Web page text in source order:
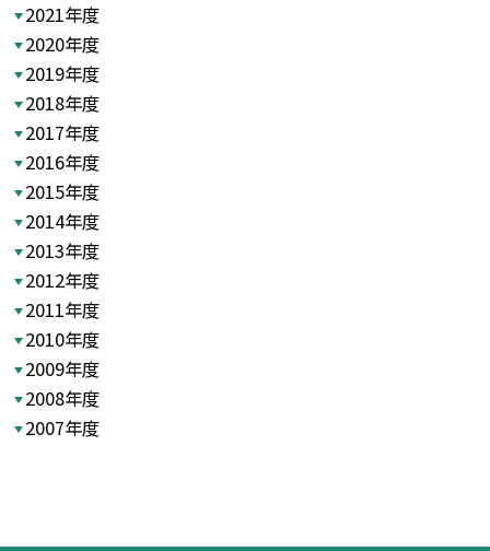
2021年度
2020年度
2019年度
2018年度
2017年度
2016年度
2015年度
2014年度
2013年度
2012年度
2011年度
2010年度
2009年度
2008年度
2007年度